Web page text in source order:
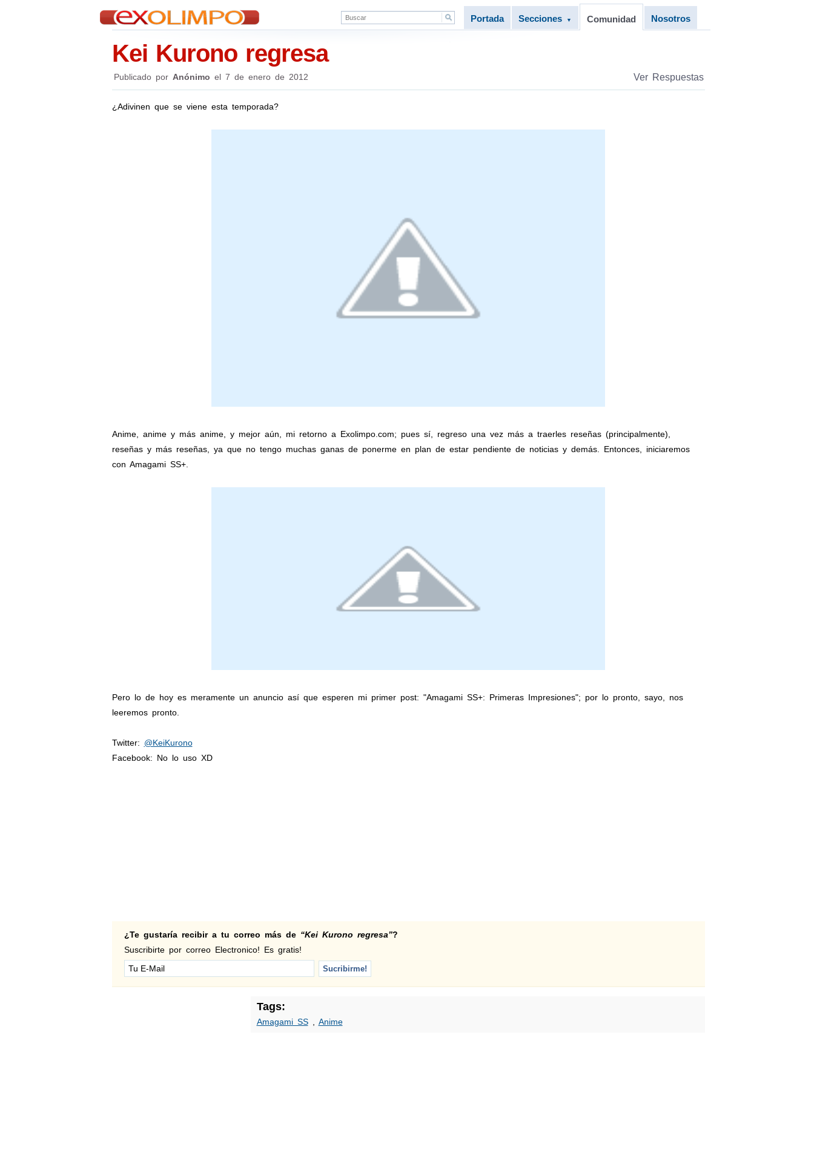
Portada Secciones ▼ Comunidad Nosotros
Kei Kurono regresa
Publicado por Anónimo el 7 de enero de 2012 Ver Respuestas
¿Adivinen que se viene esta temporada?
Anime, anime y más anime, y mejor aún, mi retorno a Exolimpo.com; pues sí, regreso una vez más a traerles reseñas (principalmente),
reseñas y más reseñas, ya que no tengo muchas ganas de ponerme en plan de estar pendiente de noticias y demás. Entonces, iniciaremos
con Amagami SS+.
Pero lo de hoy es meramente un anuncio así que esperen mi primer post: "Amagami SS+: Primeras Impresiones"; por lo pronto, sayo, nos
leeremos pronto.
Twitter: @KeiKurono
Facebook: No lo uso XD
¿Te gustaría recibir a tu correo más de “Kei Kurono regresa”?
Suscribirte por correo Electronico! Es gratis!
Tags:
Amagami SS, Anime